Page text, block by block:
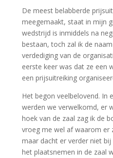
De meest belabberde
meegemaakt, staat in mijn
wedstrijd is inmiddels na
bestaan, toch zal ik de
verdediging van de
eerste keer was dat ze een
een prijsuitreiking
Het begon veelbelovend. In
werden we verwelkomd, er
hoek van de zaal zag ik de
vroeg me wel af waarom er
maar dacht er verder niet
het plaatsnemen in de zaal